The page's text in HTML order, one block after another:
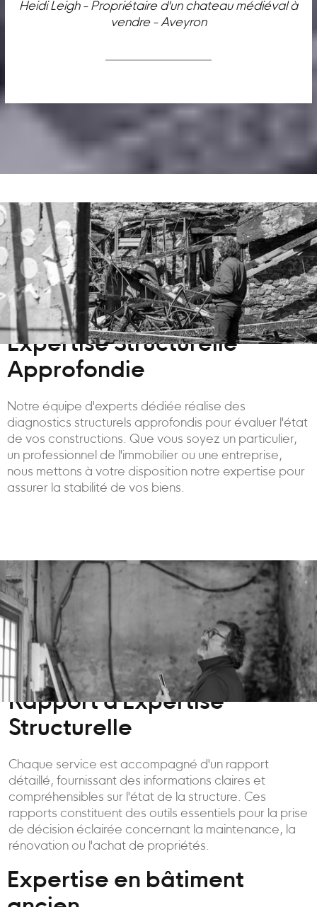
Heidi Leigh - Propriétaire d'un chateau médiéval à
vendre - Aveyron
Expertise Structurelle
Approfondie
Notre équipe d'experts dédiée réalise des
diagnostics structurels approfondis pour évaluer l'état
de vos constructions. Que vous soyez un particulier,
un professionnel de l'immobilier ou une entreprise,
nous mettons à votre disposition notre expertise pour
assurer la stabilité de vos biens.
Rapport d'Expertise
Structurelle
Chaque service est accompagné d'un rapport
détaillé, fournissant des informations claires et
compréhensibles sur l'état de la structure. Ces
rapports constituent des outils essentiels pour la prise
de décision éclairée concernant la maintenance, la
rénovation ou l'achat de propriétés.
Expertise en bâtiment